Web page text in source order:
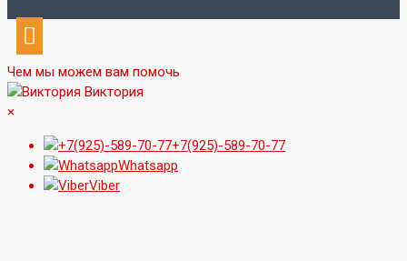
Чем мы можем вам помочь
Виктория
×
+7(925)-589-70-77
Whatsapp
Viber